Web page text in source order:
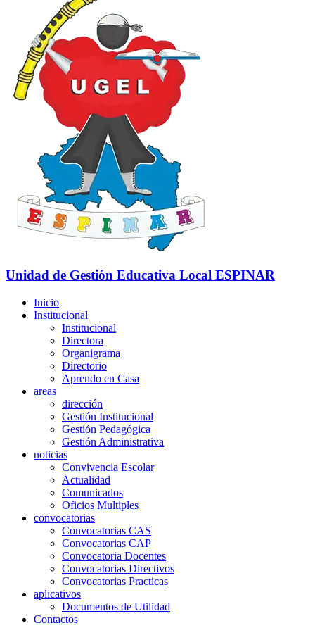
Unidad de Gestión Educativa Local ESPINAR
Inicio
Institucional
Institucional
Directora
Organigrama
Directorio
Aprendo en Casa
areas
dirección
Gestión Institucional
Gestión Pedagógica
Gestión Administrativa
noticias
Convivencia Escolar
Actualidad
Comunicados
Oficios Multiples
convocatorias
Convocatorias CAS
Convocatorias CAP
Convocatoria Docentes
Convocatorias Directivos
Convocatorias Practicas
aplicativos
Documentos de Utilidad
Contactos